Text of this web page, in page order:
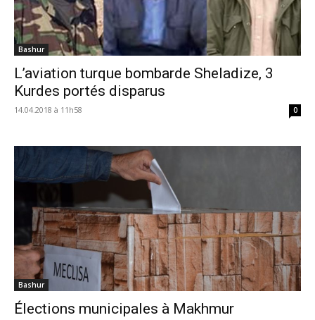
Bashur
L’aviation turque bombarde Sheladize, 3
Kurdes portés disparus
14.04.2018 à 11h58 0
Bashur
Élections municipales à Makhmur